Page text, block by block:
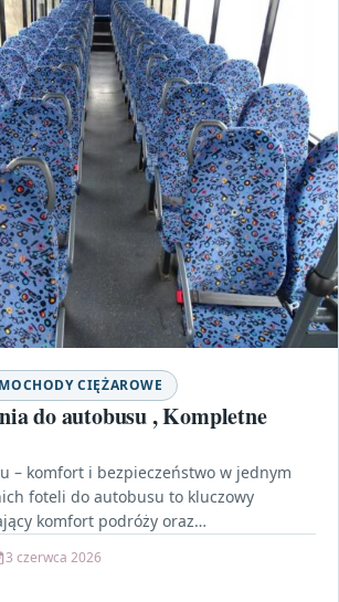
CIĘŻAROWE
do autobusu , Kompletne
– komfort i bezpieczeństwo w jednym
foteli do autobusu to kluczowy
komfort podróży oraz
3 czerwca 2026